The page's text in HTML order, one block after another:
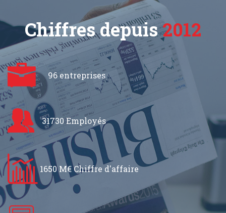
Chiffres depuis2012
96 entreprises
31730 Employés
1650 M€ Chiffre d'affaire